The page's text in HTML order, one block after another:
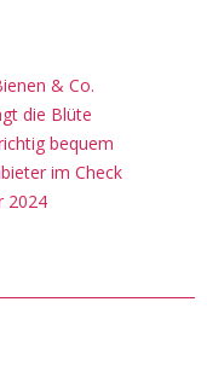
& Co.
die Blüte
bequem
im Check
2024